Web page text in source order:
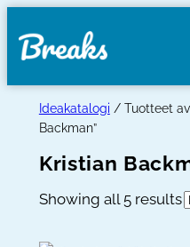
sisältöön
Ideakatalogi / Tuotteet
Backman”
Kristian
Showing all 5 results